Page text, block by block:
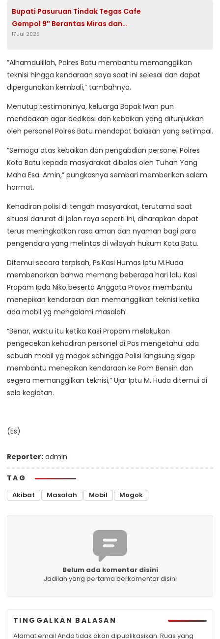
Bupati Pasuruan Tindak Tegas Cafe
Gempol 9″ Berantas Miras dan
Kriminalitas..
17 Jul 2025
​”Alhamdulillah, Polres Batu membantu memanggilkan
teknisi hingga kendaraan saya saat ini selesai dan dapat
dipergunakan kembali,” tambahnya.
​Menutup testimoninya, keluarga Bapak Iwan pun
mendoakan agar dedikasi dan kebaikan yang ditunjukkan
oleh personel Polres Batu mendapat balasan yang setimpal.
​”Semoga atas kebaikan dan pengabdian personel Polres
Kota Batu kepada masyarakat dibalas oleh Tuhan Yang
Maha Esa. Amin,” pungkasnya sembari memberikan salam
hormat.
​Kehadiran polisi di tengah masyarakat, terutama saat
situasi darurat di jalan raya seperti ini, diharapkan dapat
terus meningkatkan rasa aman dan nyaman bagi para
pengendara yang melintas di wilayah hukum Kota Batu.
Ditemui secara terpisah, Ps.Kasi Humas Iptu M.Huda
membenarkan bahwa memang beberapa hari lalu Kasi
Propam Ipda Niko beserta Anggota Provos membantu
menepikan kendaraan dan memanggilkan teknisi ketika
ada mobil yg mengalami masalah.
“Benar, waktu itu ketika Kasi Propam melakukan
pengecekan kehadiran personel di Pos mengetahui ada
sebuah mobil yg mogok sehingga Polisi langsung sigap
membantu menepikan kendaraan ke Pom Bensin dan
segera memanggilkan teknisi,” Ujar Iptu M. Huda ditemui di
sela kegiatan.
(Es)
Reporter: admin
TAG
Akibat Masalah Mobil Mogok
Belum ada komentar disini
Jadilah yang pertama berkomentar disini
TINGGALKAN BALASAN
Alamat email Anda tidak akan dipublikasikan. Ruas yang